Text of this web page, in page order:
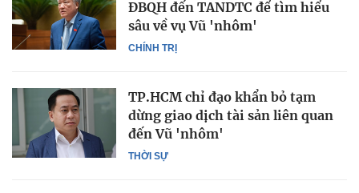
CHÍNH TRỊ
ĐBQH đến TANDTC để tìm hiểu
sâu về vụ Vũ 'nhôm'
THỜI SỰ
TP.HCM chỉ đạo khẩn bỏ tạm
dừng giao dịch tài sản liên quan
đến Vũ 'nhôm'